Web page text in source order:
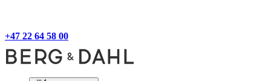
+47 22 64 58 00